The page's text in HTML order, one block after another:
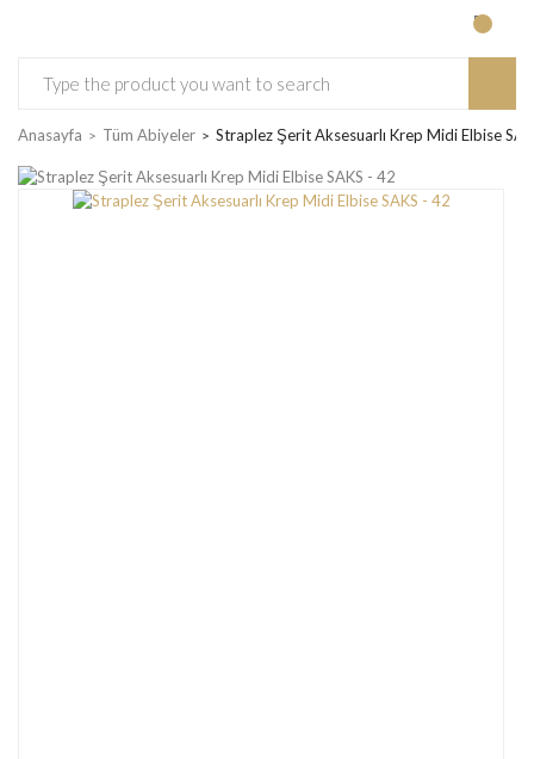
Anasayfa Tüm Abiyeler Straplez Şerit Aksesuarlı Krep Midi Elbise